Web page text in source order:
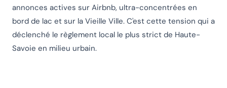
annonces actives sur Airbnb, ultra-concentrées en
bord de lac et sur la Vieille Ville. C'est cette tension qui a
déclenché le règlement local le plus strict de Haute-
Savoie en milieu urbain.